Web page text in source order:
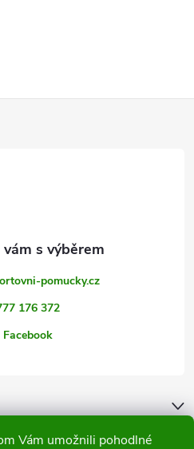
Vám umožnili pohodlné
pomucky.cz
176 372
Facebook